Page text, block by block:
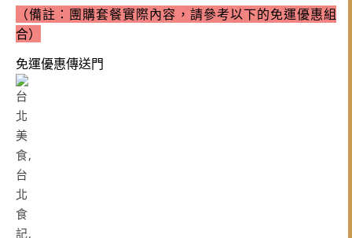
（備註：團購套餐實際內容，請參考以下的免運優惠組
合）
免運優惠傳送門